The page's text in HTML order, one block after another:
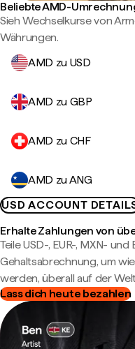
Beliebte AMD-
Sieh Wechselkurse von
Währungen.
AMD zu USD
AMD zu GBP
AMD zu CHF
AMD zu ANG
USD ACCOUNT
Erhalte Zahlungen von
Teile USD-, EUR-, MXN-
Gehaltsabrechnung, um
werden, überall auf der
Lass dich heute bezahlen